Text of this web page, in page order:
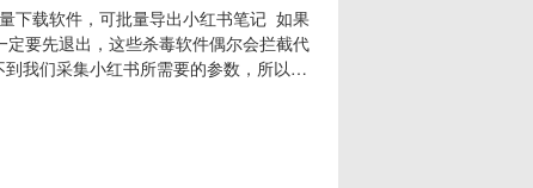
下载软件，可批量导出小红书笔记 如果
要先退出，这些杀毒软件偶尔会拦截代
我们采集小红书所需要的参数，所以教
所需要的参数的，直接下载覆盖安装即
K0C5v （推荐）网页下载：